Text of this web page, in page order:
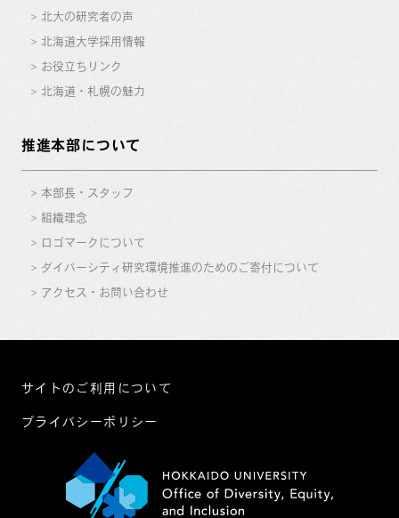
北大の研究者の声
北海道大学採用情報
お役立ちリンク
北海道・札幌の魅力
推進本部について
本部長・スタッフ
組織理念
ロゴマークについて
ダイバーシティ研究環境推進のためのご寄付について
アクセス・お問い合わせ
サイトのご利用について
プライバシーポリシー